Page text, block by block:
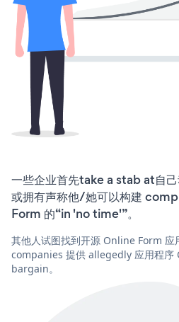
一些企业首先take a stab at自
或拥有声称他/她可以构建
Form 的“in 'no time'”。
其他人试图找到开源 Online Form
companies 提供 allegedly 应用程
bargain。